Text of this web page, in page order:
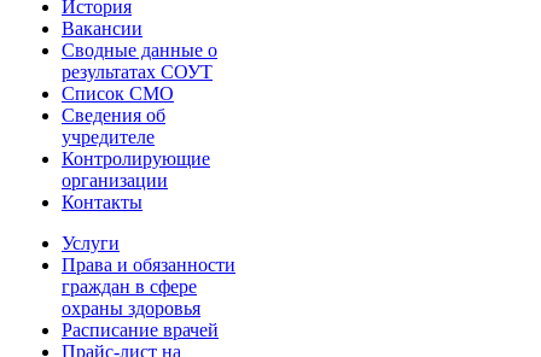
История
Вакансии
Сводные данные о
результатах СОУТ
Список СМО
Сведения об
учредителе
Контролирующие
организации
Контакты
Услуги
Права и обязанности
граждан в сфере
охраны здоровья
Расписание врачей
Прайс-лист на